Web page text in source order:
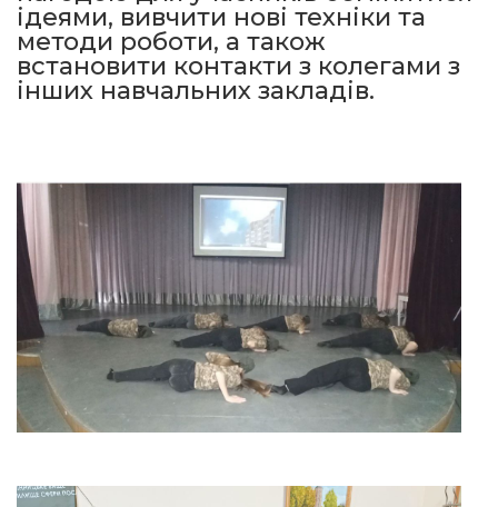
ідеями, вивчити нові техніки та
методи роботи, а також
встановити контакти з колегами з
інших навчальних закладів.